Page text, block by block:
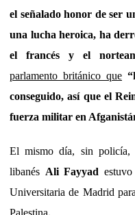
el señalado honor de ser
una lucha heroica, ha
el francés y el
parlamento británico que
conseguido, así que el
fuerza militar en
El mismo día, sin policía,
libanés Ali Fayyad
Universitaria de Madrid
Palestina.